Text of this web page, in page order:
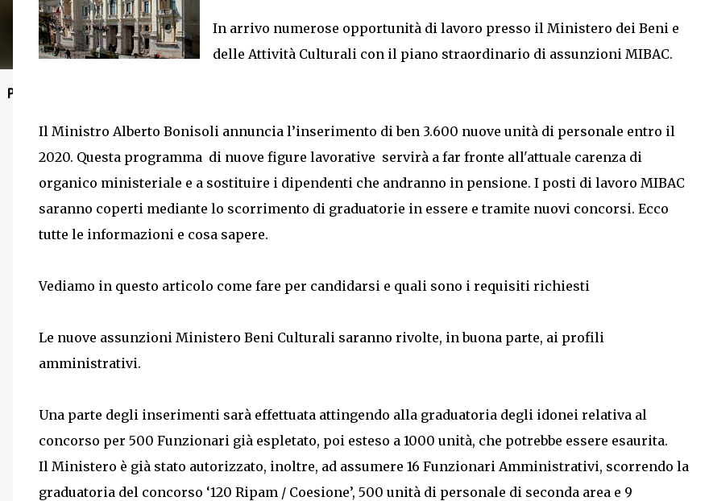
Post in evidenza
In arrivo numerose opportunità di lavoro presso il Ministero dei Beni e
delle Attività Culturali con il piano straordinario di assunzioni MIBAC.
Il Ministro Alberto Bonisoli annuncia l’inserimento di ben 3.600 nuove unità di personale entro il
2020. Questa programma di nuove figure lavorative servirà a far fronte all'attuale carenza di
organico ministeriale e a sostituire i dipendenti che andranno in pensione. I posti di lavoro MIBAC
saranno coperti mediante lo scorrimento di graduatorie in essere e tramite nuovi concorsi. Ecco
tutte le informazioni e cosa sapere.
Vediamo in questo articolo come fare per candidarsi e quali sono i requisiti richiesti
Le nuove assunzioni Ministero Beni Culturali saranno rivolte, in buona parte, ai profili
amministrativi.
Una parte degli inserimenti sarà effettuata attingendo alla graduatoria degli idonei relativa al
concorso per 500 Funzionari già espletato, poi esteso a 1000 unità, che potrebbe essere esaurita.
Il Ministero è già stato autorizzato, inoltre, ad assumere 16 Funzionari Amministrativi, scorrendo la
graduatoria del concorso ‘120 Ripam / Coesione’, 500 unità di personale di seconda area e 9